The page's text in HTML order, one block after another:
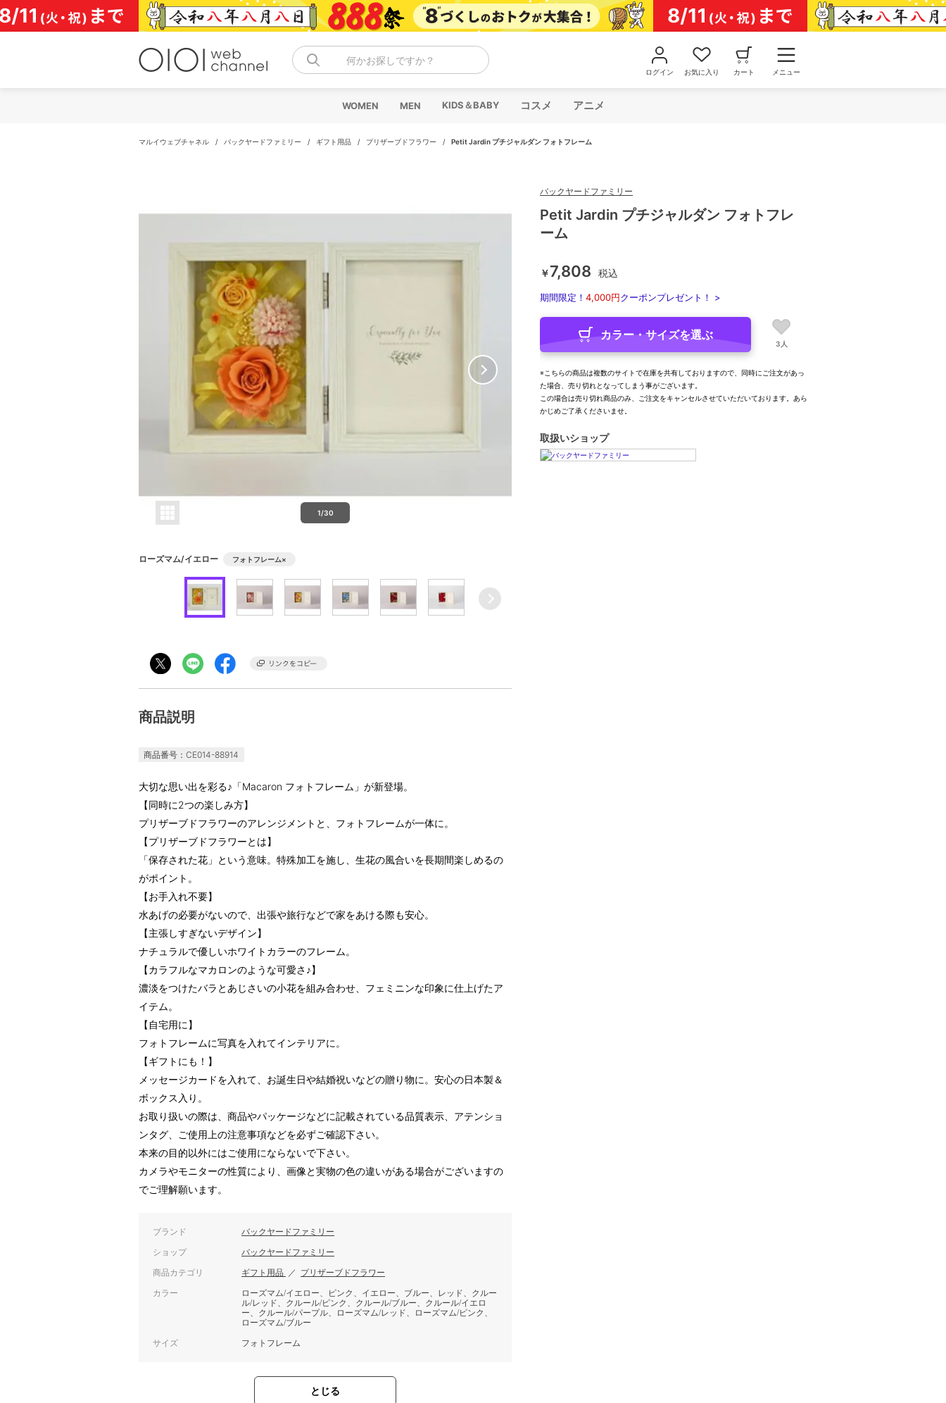
コ
ン
テ
何かお探しですか？
ログイン お気に入り カート メニュー
WOMEN MEN KIDS＆BABY コスメ アニメ
マルイウェブチャネル / バックヤードファミリー / ギフト用品 / プリザーブドフラワー / Petit Jardin プチジャルダン フォトフレーム
1/30
ローズマム/イエロー フォトフレーム×
商品説明
商品番号：CE014-88914
大切な思い出を彩る♪「Macaron フォトフレーム」が新登場。
【同時に2つの楽しみ方】
プリザーブドフラワーのアレンジメントと、フォトフレームが一体に。
【プリザーブドフラワーとは】
「保存された花」という意味。特殊加工を施し、生花の風合いを長期間楽しめるの
がポイント。
【お手入れ不要】
水あげの必要がないので、出張や旅行などで家をあける際も安心。
【主張しすぎないデザイン】
ナチュラルで優しいホワイトカラーのフレーム。
【カラフルなマカロンのような可愛さ♪】
濃淡をつけたバラとあじさいの小花を組み合わせ、フェミニンな印象に仕上げたア
イテム。
【自宅用に】
フォトフレームに写真を入れてインテリアに。
【ギフトにも！】
メッセージカードを入れて、お誕生日や結婚祝いなどの贈り物に。安心の日本製＆
ボックス入り。
お取り扱いの際は、商品やパッケージなどに記載されている品質表示、アテンショ
ンタグ、ご使用上の注意事項などを必ずご確認下さい。
本来の目的以外にはご使用にならないで下さい。
カメラやモニターの性質により、画像と実物の色の違いがある場合がございますの
でご理解願います。
ブランド バックヤードファミリー
ショップ バックヤードファミリー
商品カテゴリ ギフト用品 ／ プリザーブドフラワー
カラー
ローズマム/イエロー、ピンク、イエロー、ブルー、レッド、クルー
ル/レッド、クルール/ピンク、クルール/ブルー、クルール/イエロ
ー、クルール/パープル、ローズマム/レッド、ローズマム/ピンク、
ローズマム/ブルー
サイズ フォトフレーム
とじる
バックヤードファミリー
Petit Jardin プチジャルダン フォトフレ
ーム
￥7,808 税込
期間限定！ 4,000円クーポンプレゼント！ >
カラー・サイズを選ぶ
3人
※こちらの商品は複数のサイトで在庫を共有しておりますので、同時にご注文があっ
た場合、売り切れとなってしまう事がございます。
この場合は売り切れ商品のみ、ご注文をキャンセルさせていただいております。あら
かじめご了承くださいませ。
取扱いショップ